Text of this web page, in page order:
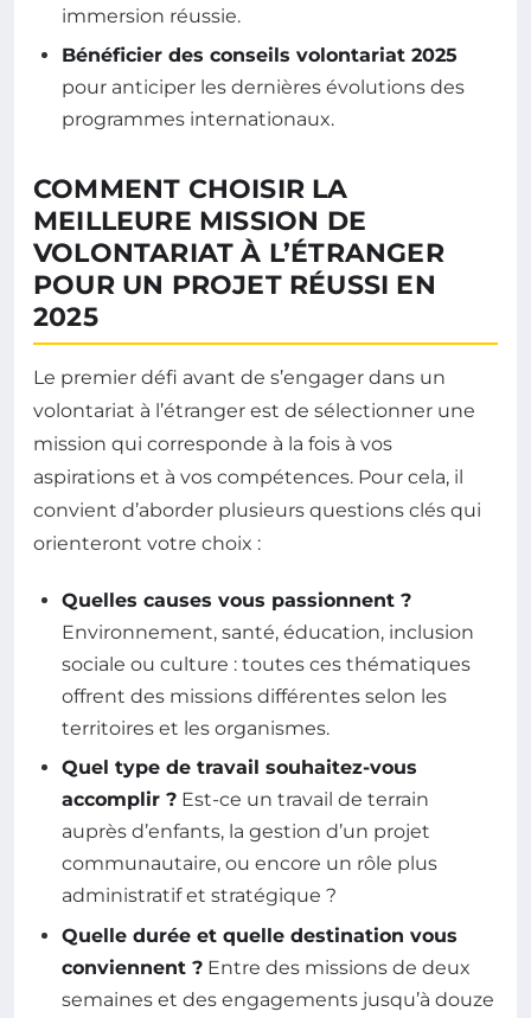
immersion réussie.
Bénéficier des conseils volontariat 2025
pour anticiper les dernières évolutions des
programmes internationaux.
COMMENT CHOISIR LA
MEILLEURE MISSION DE
VOLONTARIAT À L’ÉTRANGER
POUR UN PROJET RÉUSSI EN
2025
Le premier défi avant de s’engager dans un
volontariat à l’étranger est de sélectionner une
mission qui corresponde à la fois à vos
aspirations et à vos compétences. Pour cela, il
convient d’aborder plusieurs questions clés qui
orienteront votre choix :
Quelles causes vous passionnent ?
Environnement, santé, éducation, inclusion
sociale ou culture : toutes ces thématiques
offrent des missions différentes selon les
territoires et les organismes.
Quel type de travail souhaitez-vous
accomplir ? Est-ce un travail de terrain
auprès d’enfants, la gestion d’un projet
communautaire, ou encore un rôle plus
administratif et stratégique ?
Quelle durée et quelle destination vous
conviennent ? Entre des missions de deux
semaines et des engagements jusqu’à douze